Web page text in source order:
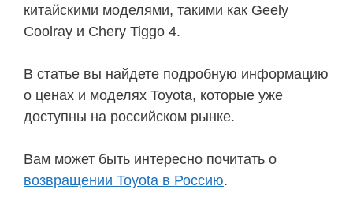
китайскими моделями, такими как Geely
Coolray и Chery Tiggo 4.
В статье вы найдете подробную информацию
о ценах и моделях Toyota, которые уже
доступны на российском рынке.
Вам может быть интересно почитать о
возвращении Toyota в Россию.